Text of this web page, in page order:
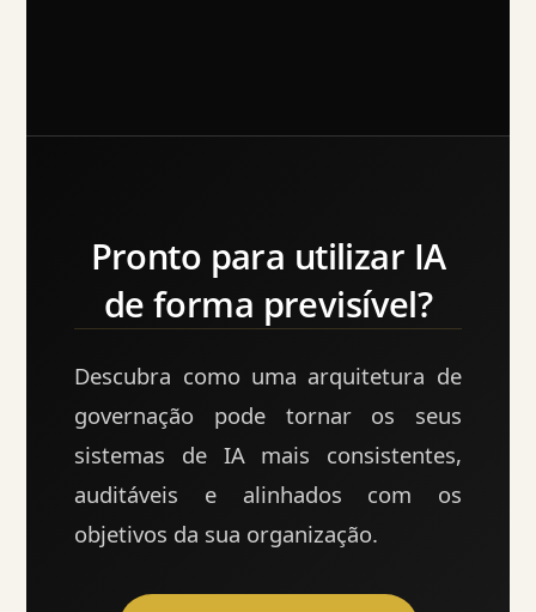
Pronto para utilizar IA
de forma previsível?
Descubra como uma arquitetura de
governação pode tornar os seus
sistemas de IA mais consistentes,
auditáveis e alinhados com os
objetivos da sua organização.